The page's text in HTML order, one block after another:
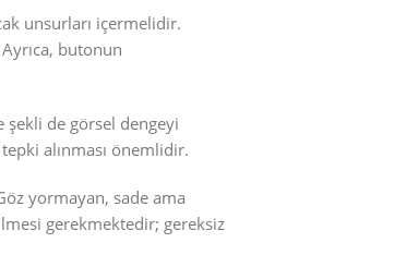
unsurları içermelidir.
butonun
şekli de görsel dengeyi
alınması önemlidir.
yormayan, sade ama
gerekmektedir; gereksiz